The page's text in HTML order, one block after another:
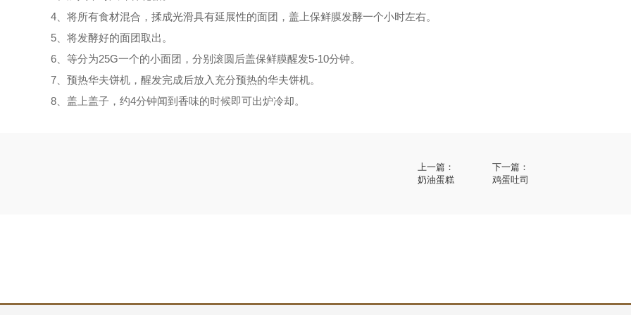
4、将所有食材混合，揉成光滑具有延展性的面团，盖上保鲜膜发酵一个小时左右。
5、将发酵好的面团取出。
6、等分为25G一个的小面团，分别滚圆后盖保鲜膜醒发5-10分钟。
7、预热华夫饼机，醒发完成后放入充分预热的华夫饼机。
8、盖上盖子，约4分钟闻到香味的时候即可出炉冷却。
上一篇：
奶油蛋糕
下一篇：
鸡蛋吐司